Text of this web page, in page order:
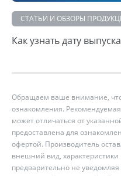
СТАТЬИ И ОБЗОРЫ
Как узнать дату
Обращаем ваше внимание,
ознакомления.
может отличаться от
предоставлена для
офертой. Производитель
внешний вид,
предварительно не